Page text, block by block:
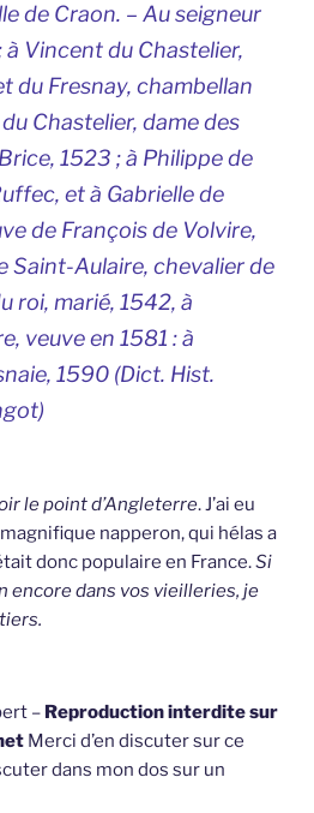
de Craon. – Au seigneur
Vincent du Chastelier,
du Fresnay, chambellan
Chastelier, dame des
1523 ; à Philippe de
et à Gabrielle de
de François de Volvire,
Saint-Aulaire, chevalier de
roi, marié, 1542, à
veuve en 1581 : à
1590 (Dict. Hist.
le point d’Angleterre. J’ai eu
magnifique napperon, qui hélas a
donc populaire en France.Si
encore dans vos vieilleries, je
– Reproduction interdite sur
Merci d’en discuter sur ce
dans mon dos sur un